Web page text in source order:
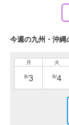
今週の九州・沖縄
月
8/3
火
8/4